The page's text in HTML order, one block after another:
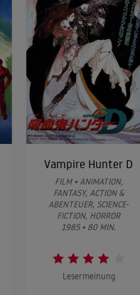
Vampire Hunter D
FILM • ANIMATION,
FANTASY, ACTION &
ABENTEUER, SCIENCE-
FICTION, HORROR
1985 • 80 MIN.
Lesermeinung